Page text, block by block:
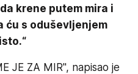
krene putem mira i
ću s oduševljenjem
JE ZA MIR", napisao je